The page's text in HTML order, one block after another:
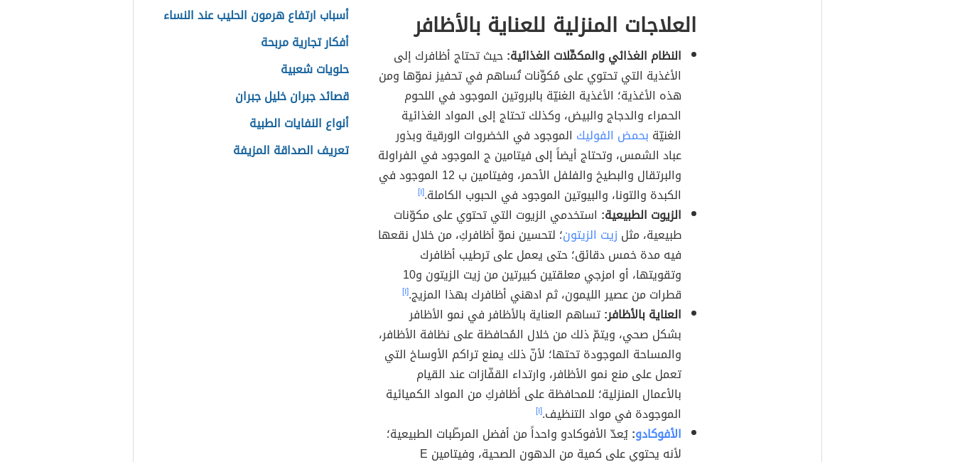
العلاجات المنزلية للعناية بالأظافر
النظام الغذائي والمكمِّلات الغذائية:حيث تحتاج أظافرك إلى
الأغذية التي تحتوي على مُكوِّنات تُساهم في تحفيز نموّها ومن
هذه الأغذية؛ الأغذية الغنيّة بالبروتين الموجود في اللحوم
الحمراء والدجاج والبيض، وكذلك تحتاج إلى المواد الغذائية
الغنيّة بحمض الفوليك الموجود في الخضروات الورقية وبذور
عباد الشمس، وتحتاج أيضاً إلى فيتامين ج الموجود في الفراولة
والبرتقال والبطيخ والفلفل الأحمر، وفيتامين ب 12 الموجود في
الكبدة والتونا، والبيوتين الموجود في الحبوب الكاملة.[١]
الزيوت الطبيعية: استخدمي الزيوت التي تحتوي على مكوّنات
طبيعية، مثل زيت الزيتون؛ لتحسين نموّ أظافركِ، من خلال نقعها
فيه مدة خمس دقائق؛ حتى يعمل على ترطيب أظافرك
وتقويتها، أو امزجي معلقتين كبيرتين من زيت الزيتون و10
قطرات من عصير الليمون، ثم ادهني أظافرك بهذا المزيج.[١]
العناية بالأظافر:تساهم العناية بالأظافر في نمو الأظافر
بشكل صحي، ويتمّ ذلك من خلال المُحافظة على نظافة الأظافر،
والمساحة الموجودة تحتها؛ لأنّ ذلك يمنع تراكم الأوساخ التي
تعمل على منع نمو الأظافر، وارتداء القفّازات عند القيام
بالأعمال المنزلية؛ للمحافظة على أظافركِ من المواد الكميائية
الموجودة في مواد التنظيف.[١]
الأفوكادو:يُعدّ الأفوكادو واحداً من أفضل المرطّبات الطبيعية؛
لأنه يحتوي على كمية من الدهون الصحية، وفيتامين E
أسباب ارتفاع هرمون الحليب عند النساء
أفكار تجارية مربحة
حلويات شعبية
قصائد جبران خليل جبران
أنواع النفايات الطبية
تعريف الصداقة المزيفة